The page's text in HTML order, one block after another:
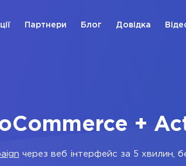
Партнери Блог Довідка
+
через веб інтерфейс за 5 хвилин,